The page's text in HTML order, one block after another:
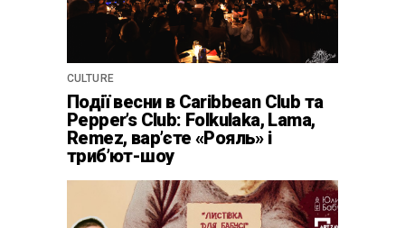
CULTURE
Події весни в Caribbean Club та
Pepper’s Club: Folkulaka, Lama,
Remez, вар’єте «Рояль» і
триб’ют-шоу